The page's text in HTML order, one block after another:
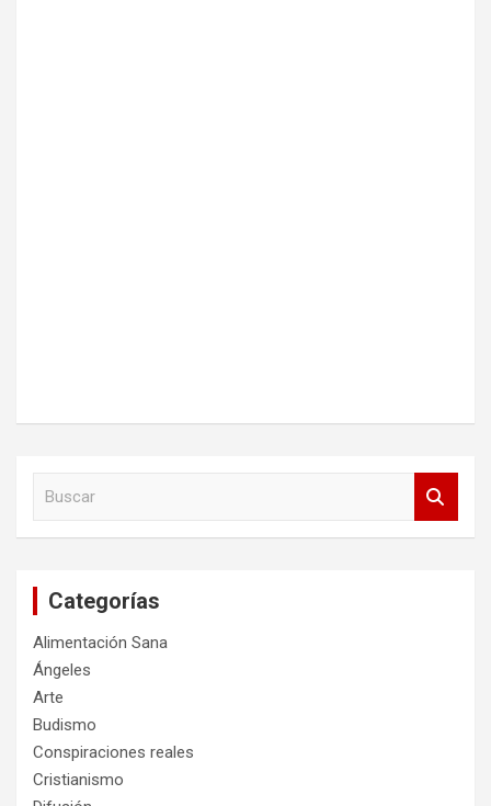
Categorías
Alimentación Sana
Ángeles
Arte
Budismo
Conspiraciones reales
Cristianismo